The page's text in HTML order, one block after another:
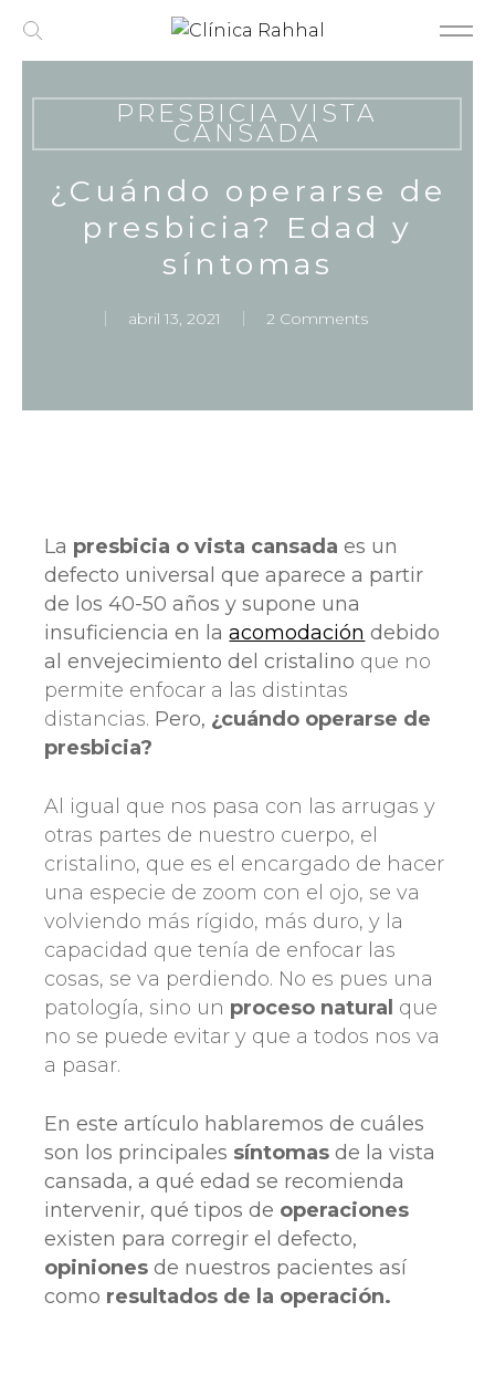
content
PRESBICIA VISTA
CANSADA
¿Cuándo operarse de
presbicia? Edad y
síntomas
abril 13, 2021 2 Comments
La presbicia o vista cansada es un
defecto universal que aparece a partir
de los 40-50 años y supone una
insuficiencia en laacomodación debido
al envejecimiento del cristalino que no
permite enfocar a las distintas
distancias. Pero, ¿cuándo operarse de
presbicia?
Al igual que nos pasa con las arrugas y
otras partes de nuestro cuerpo, el
cristalino, que es el encargado de hacer
una especie de zoom con el ojo, se va
volviendo más rígido, más duro, y la
capacidad que tenía de enfocar las
cosas, se va perdiendo. No es pues una
patología, sino un proceso natural que
no se puede evitar y que a todos nos va
a pasar.
En este artículo hablaremos de cuáles
son los principales síntomas de la vista
cansada, a qué edad se recomienda
intervenir, qué tipos de operaciones
existen para corregir el defecto,
opiniones de nuestros pacientes así
como resultados de la operación.